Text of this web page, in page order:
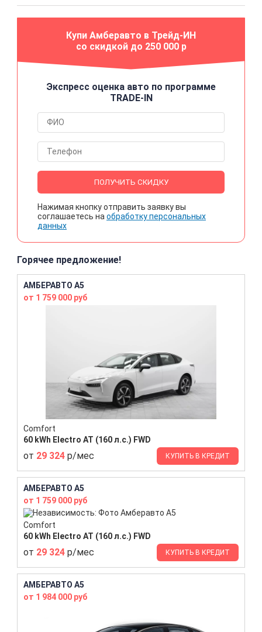
Купи Амберавто в Трейд-ИН
со скидкой до 250 000 р
Экспресс оценка авто по программе
TRADE-IN
ПОЛУЧИТЬ СКИДКУ
Нажимая кнопку отправить заявку вы
соглашаетесь на обработку персональных
данных
Горячее предложение!
АМБЕРАВТО A5
от 1 759 000 руб
Comfort
60 kWh Electro AT (160 л.с.) FWD
от 29 324 р/мес КУПИТЬ В КРЕДИТ
АМБЕРАВТО A5
от 1 759 000 руб
Comfort
60 kWh Electro AT (160 л.с.) FWD
от 29 324 р/мес КУПИТЬ В КРЕДИТ
АМБЕРАВТО A5
от 1 984 000 руб